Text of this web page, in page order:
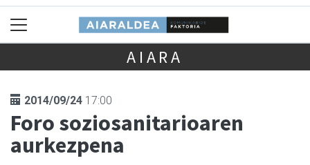
AIARA
2014/09/24 17:00
Foro soziosanitarioaren
aurkezpena